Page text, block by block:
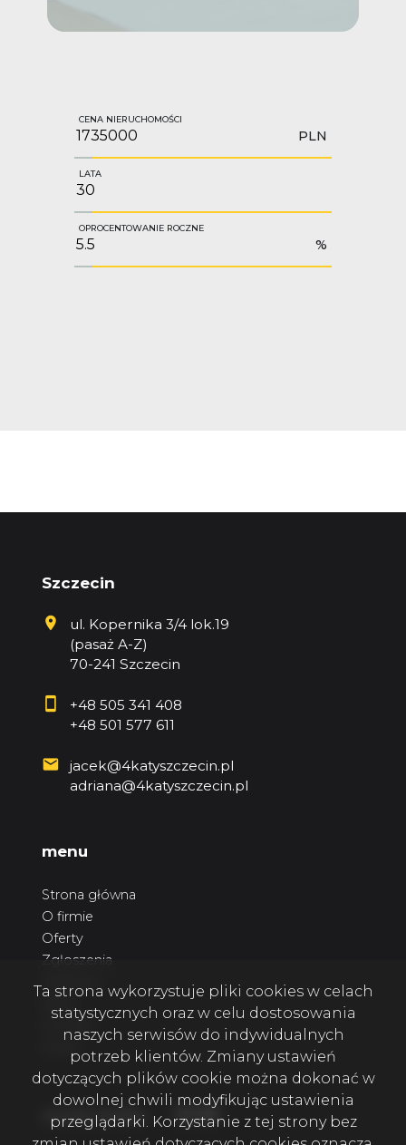
CENA NIERUCHOMOŚCI
PLN
LATA
OPROCENTOWANIE ROCZNE
%
Szczecin
ul. Kopernika 3/4 lok.19
(pasaż A-Z)
70-241 Szczecin
+48 505 341 408
+48 501 577 611
jacek@4katyszczecin.pl
adriana@4katyszczecin.pl
menu
Strona główna
O firmie
Oferty
Zgłoszenia
Kontakt
social media Facebook
Facebook
Facebook
Ta strona wykorzystuje pliki cookies w celach
statystycznych oraz w celu dostosowania
naszych serwisów do indywidualnych
potrzeb klientów. Zmiany ustawień
dotyczących plików cookie można dokonać w
dowolnej chwili modyfikując ustawienia
przeglądarki. Korzystanie z tej strony bez